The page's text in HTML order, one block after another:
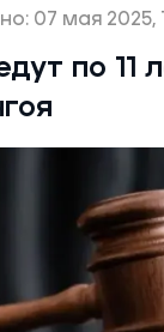
07 мая 2025,
по 11